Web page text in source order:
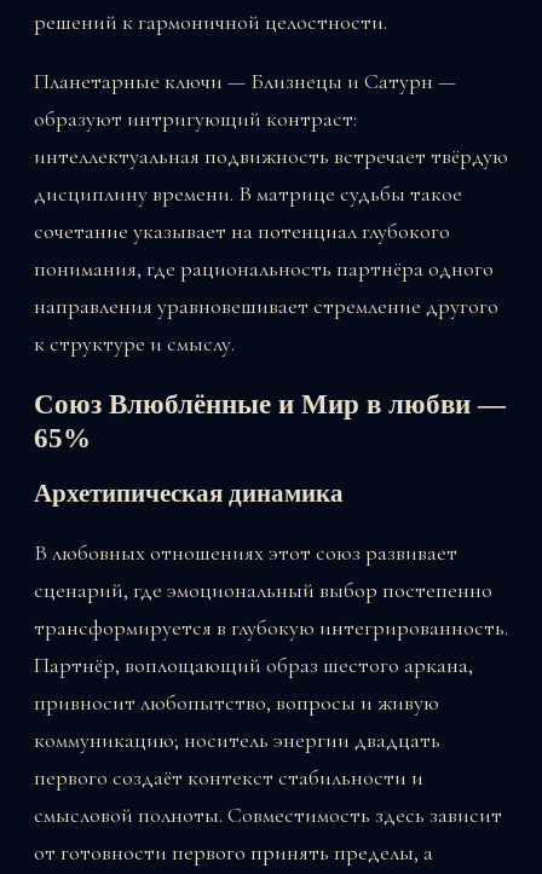
решений к гармоничной целостности.
Планетарные ключи — Близнецы и Сатурн —
образуют интригующий контраст:
интеллектуальная подвижность встречает твёрдую
дисциплину времени. В матрице судьбы такое
сочетание указывает на потенциал глубокого
понимания, где рациональность партнёра одного
направления уравновешивает стремление другого
к структуре и смыслу.
Союз Влюблённые и Мир в любви —
65%
Архетипическая динамика
В любовных отношениях этот союз развивает
сценарий, где эмоциональный выбор постепенно
трансформируется в глубокую интегрированность.
Партнёр, воплощающий образ шестого аркана,
привносит любопытство, вопросы и живую
коммуникацию; носитель энергии двадцать
первого создаёт контекст стабильности и
смысловой полноты. Совместимость здесь зависит
от готовности первого принять пределы, а